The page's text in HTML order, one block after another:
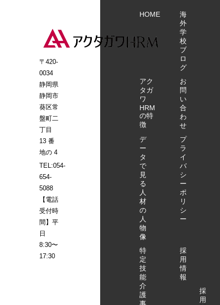
〒420-
0034
静岡県
静岡市
葵区常
盤町二
丁目
13 番
地の 4
TEL:054-
654-
5088
【電話
受付時
間】平
日
8:30〜
17:30
HOME
アク
タガ
ワ
HRM
の特
徴
デ
ー
タ
で
見
る
人
材
の
人
物
像
特
定
技
能
介
護
海
外
学
校
ブ
ロ
グ
お
問
い
合
わ
せ
プ
ラ
イ
バ
シ
ー
ポ
リ
シ
ー
採
用
情
報
採
用